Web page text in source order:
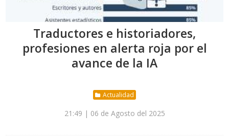
Traductores e historiadores,
profesiones en alerta roja por el
avance de la IA
Actualidad
21:49 | 06 de Agosto del 2025